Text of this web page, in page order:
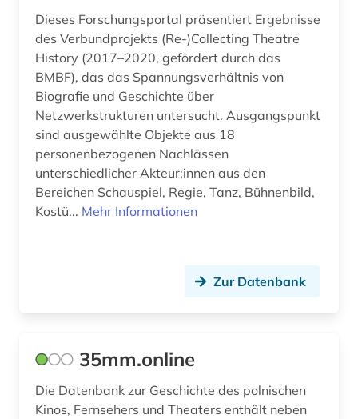
bühnenwerk (1)
cartoon (1)
chemie (3)
comic (6)
comiczeichner (1)
computer (1)
defa (1)
defa-studio für spielfilme (1)
Luxemburg (2)
Niederlande (1)
Nordamerika (2)
Oesterreich (17)
Osteuropa (1)
Polen (4)
Suedasien (1)
Dieses Forschungsportal präsentiert Ergebnisse
des Verbundprojekts (Re-)Collecting Theatre
History (2017–2020, gefördert durch das
BMBF), das das Spannungsverhältnis von
Biografie und Geschichte über
Netzwerkstrukturen untersucht. Ausgangspunkt
sind ausgewählte Objekte aus 18
personenbezogenen Nachlässen
unterschiedlicher Akteur:innen aus den
Bereichen Schauspiel, Regie, Tanz, Bühnenbild,
Kostü... Mehr Informationen
Zur Datenbank
35mm.online
Die Datenbank zur Geschichte des polnischen
Kinos, Fernsehers und Theaters enthält neben